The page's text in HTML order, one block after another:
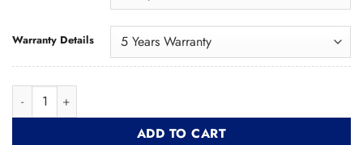
Warranty Details
ADD TO CART